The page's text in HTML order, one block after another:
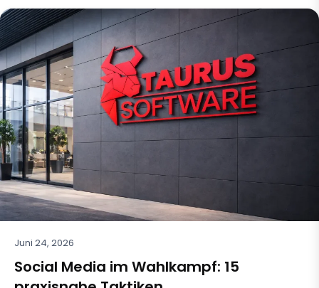
Juni 24, 2026
Social Media im Wahlkampf: 15